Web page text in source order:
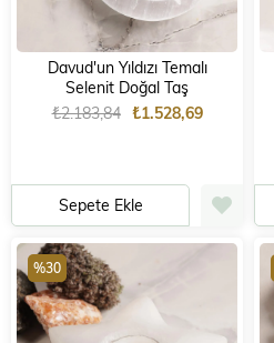
Davud'un Yıldızı Temalı
Selenit Doğal Taş
₺1.528,69
₺2.183,84
Sepete Ekle
%30